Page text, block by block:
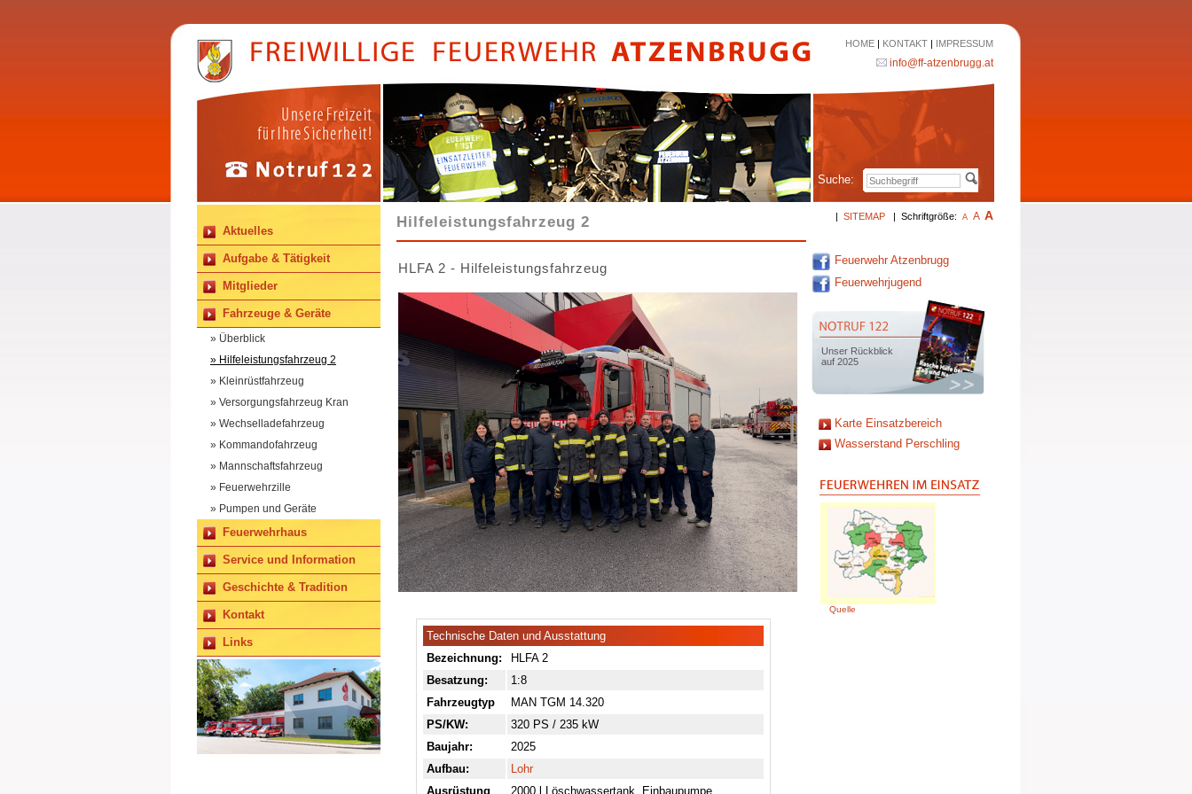
HOME | KONTAKT | IMPRESSUM
info@ff-atzenbrugg.at
Suche:
Aktuelles
Aufgabe & Tätigkeit
Mitglieder
Fahrzeuge & Geräte
» Überblick
» Hilfeleistungsfahrzeug 2
» Kleinrüstfahrzeug
» Versorgungsfahrzeug Kran
» Wechselladefahrzeug
» Kommandofahrzeug
» Mannschaftsfahrzeug
» Feuerwehrzille
» Pumpen und Geräte
Feuerwehrhaus
Service und Information
Geschichte & Tradition
Kontakt
Links
Hilfeleistungsfahrzeug 2
HLFA 2 - Hilfeleistungsfahrzeug
Technische Daten und Ausstattung
Bezeichnung:
HLFA 2
Besatzung:
1:8
Fahrzeugtyp
MAN TGM 14.320
PS/KW:
320 PS / 235 kW
Baujahr:
2025
Aufbau:
Lohr
Ausrüstung
2000 l Löschwassertank, Einbaupumpe,
| SITEMAP | Schriftgröße: A A A
Feuerwehr Atzenbrugg
Feuerwehrjugend
Unser Rückblick
auf 2025
Karte Einsatzbereich
Wasserstand Perschling
Quelle